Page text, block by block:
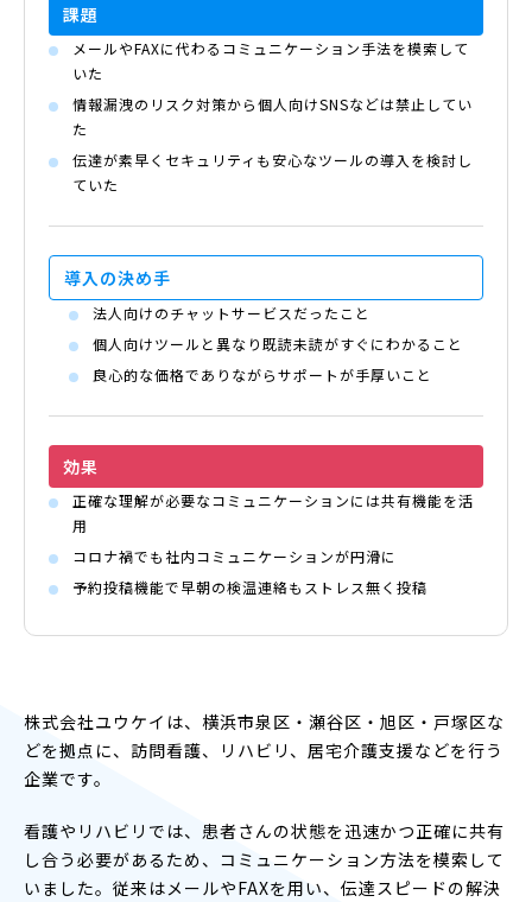
課題
メールやFAXに代わるコミュニケーション手法を模索して
いた
情報漏洩のリスク対策から個人向けSNSなどは禁止してい
た
伝達が素早くセキュリティも安心なツールの導入を検討し
ていた
導入の決め手
法人向けのチャットサービスだったこと
個人向けツールと異なり既読未読がすぐにわかること
良心的な価格でありながらサポートが手厚いこと
効果
正確な理解が必要なコミュニケーションには共有機能を活
用
コロナ禍でも社内コミュニケーションが円滑に
予約投稿機能で早朝の検温連絡もストレス無く投稿
株式会社ユウケイは、横浜市泉区・瀬谷区・旭区・戸塚区な
どを拠点に、訪問看護、リハビリ、居宅介護支援などを行う
企業です。
看護やリハビリでは、患者さんの状態を迅速かつ正確に共有
し合う必要があるため、コミュニケーション方法を模索して
いました。従来はメールやFAXを用い、伝達スピードの解決